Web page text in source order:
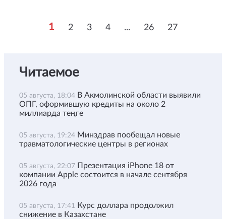
1 2 3 4 ... 26 27
Читаемое
05 августа, 18:04 В Акмолинской области выявили
ОПГ, оформившую кредиты на около 2
миллиарда теңге
05 августа, 19:24 Минздрав пообещал новые
травматологические центры в регионах
05 августа, 22:07 Презентация iPhone 18 от
компании Apple состоится в начале сентября
2026 года
05 августа, 17:41
Курс доллара продолжил
снижение в Казахстане